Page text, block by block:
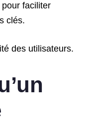
faciliter
clés.
des utilisateurs.